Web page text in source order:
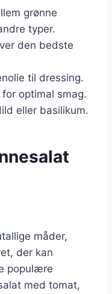
grønne
typer.
den bedste
til dressing.
optimal smag.
eller basilikum.
måder,
der kan
populære
med tomat,